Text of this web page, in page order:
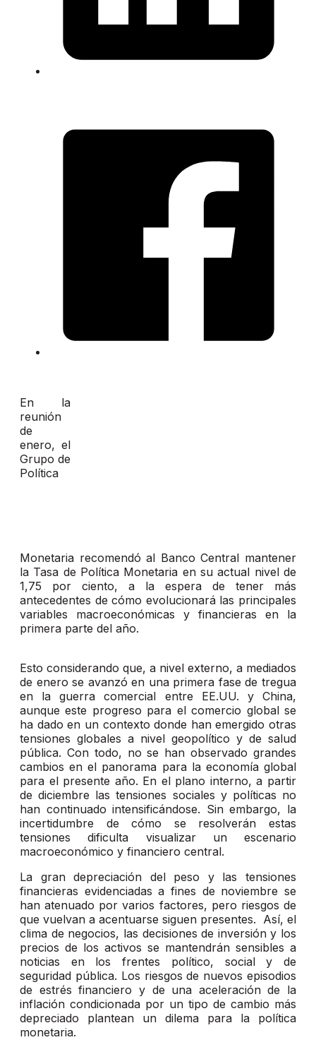
En la
reunión
de
enero, el
Grupo de
Política
Monetaria recomendó al Banco Central mantener
la Tasa de Política Monetaria en su actual nivel de
1,75 por ciento, a la espera de tener más
antecedentes de cómo evolucionará las principales
variables macroeconómicas y financieras en la
primera parte del año.
Esto considerando que, a nivel externo, a mediados
de enero se avanzó en una primera fase de tregua
en la guerra comercial entre EE.UU. y China,
aunque este progreso para el comercio global se
ha dado en un contexto donde han emergido otras
tensiones globales a nivel geopolítico y de salud
pública. Con todo, no se han observado grandes
cambios en el panorama para la economía global
para el presente año. En el plano interno, a partir
de diciembre las tensiones sociales y políticas no
han continuado intensificándose. Sin embargo, la
incertidumbre de cómo se resolverán estas
tensiones dificulta visualizar un escenario
macroeconómico y financiero central.
La gran depreciación del peso y las tensiones
financieras evidenciadas a fines de noviembre se
han atenuado por varios factores, pero riesgos de
que vuelvan a acentuarse siguen presentes. Así, el
clima de negocios, las decisiones de inversión y los
precios de los activos se mantendrán sensibles a
noticias en los frentes político, social y de
seguridad pública. Los riesgos de nuevos episodios
de estrés financiero y de una aceleración de la
inflación condicionada por un tipo de cambio más
depreciado plantean un dilema para la política
monetaria.